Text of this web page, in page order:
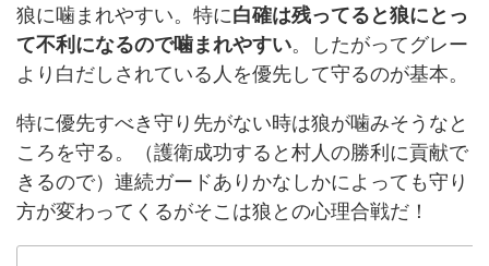
狼に噛まれやすい。特に白確は残ってると狼にとっ
て不利になるので噛まれやすい。したがってグレー
より白だしされている人を優先して守るのが基本。
特に優先すべき守り先がない時は狼が噛みそうなと
ころを守る。（護衛成功すると村人の勝利に貢献で
きるので）連続ガードありかなしかによっても守り
方が変わってくるがそこは狼との心理合戦だ！